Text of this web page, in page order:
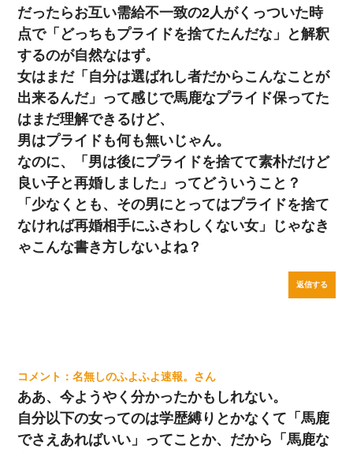
だったらお互い需給不一致の2人がくっついた時
点で「どっちもプライドを捨てたんだな」と解釈
するのが自然なはず。
女はまだ「自分は選ばれし者だからこんなことが
出来るんだ」って感じで馬鹿なプライド保ってた
はまだ理解できるけど、
男はプライドも何も無いじゃん。
なのに、「男は後にプライドを捨てて素朴だけど
良い子と再婚しました」ってどういうこと？
「少なくとも、その男にとってはプライドを捨て
なければ再婚相手にふさわしくない女」じゃなき
ゃこんな書き方しないよね？
返信する
名無しのふよふよ速報。
ああ、今ようやく分かったかもしれない。
自分以下の女ってのは学歴縛りとかなくて「馬鹿
でさえあればいい」ってことか、だから「馬鹿な